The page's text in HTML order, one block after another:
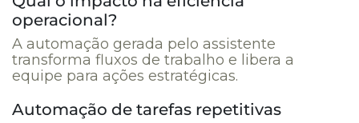
operacional?
A automação gerada pelo assistente
transforma fluxos de trabalho e libera a
equipe para ações estratégicas.
Automação de tarefas repetitivas